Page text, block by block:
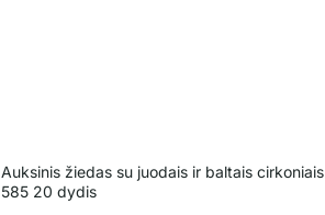
Auksinis žiedas su juodais ir baltais cirkoniais
585 20 dydis